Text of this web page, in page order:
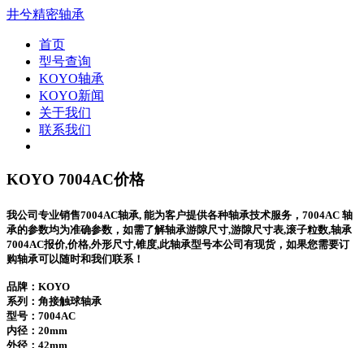
井兮精密轴承
首页
型号查询
KOYO轴承
KOYO新闻
关于我们
联系我们
KOYO 7004AC价格
我公司专业销售7004AC轴承, 能为客户提供各种轴承技术服务，7004AC 轴
承的参数均为准确参数，如需了解轴承游隙尺寸,游隙尺寸表,滚子粒数,轴承
7004AC报价,价格,外形尺寸,锥度,此轴承型号本公司有现货，如果您需要订
购轴承可以随时和我们联系！
品牌：KOYO
系列：角接触球轴承
型号： 7004AC
内径：20mm
外径：42mm